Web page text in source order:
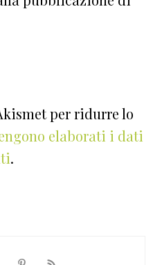
per ridurre lo
elaborati i dati
.